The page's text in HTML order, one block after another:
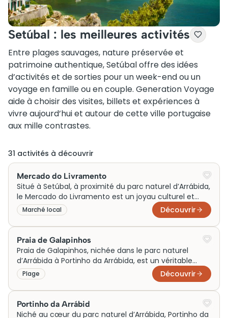
Setúbal : les meilleures activités
Entre plages sauvages, nature préservée et
patrimoine authentique, Setúbal offre des idées
d’activités et de sorties pour un week-end ou un
voyage en famille ou en couple. Generation Voyage
aide à choisir des visites, billets et expériences à
vivre aujourd’hui et autour de cette ville portugaise
aux mille contrastes.
31 activités à découvrir
Mercado do Livramento
Situé à Setúbal, à proximité du parc naturel d’Arrábida,
le Mercado do Livramento est un joyau culturel et
historique incontournable. Inauguré en 1930, ce
marché couvert est réputé pour sa vaste sélection de
viandes, poissons, pains et fruits. Sa particularité
réside dans ses statues grandeur nature de vendeurs
qui rendent hommage aux générations passées. En
plus de son architecture Art Déco, le marché incarne
l’esprit vivant et traditionnel de la région.
Marché local Découvrir
Praia de Galapinhos
Praia de Galapinhos, nichée dans le parc naturel
d’Arrábida à Portinho da Arrábida, est un véritable
joyau préservé. Reconnue pour ses eaux calmes et
cristallines, cette plage entourée de falaises
majestueuses offre un cadre naturel époustouflant.
Accessible par un service de navette, elle invite à la
détente loin de l’agitation, tout en évoquant la riche
Plage Découvrir
Portinho da Arrábid
Niché au cœur du parc naturel d’Arrábida, Portinho da